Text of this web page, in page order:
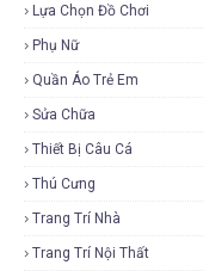
Lựa Chọn Đồ Chơi
Phụ Nữ
Quần Áo Trẻ Em
Sửa Chữa
Thiết Bị Câu Cá
Thú Cưng
Trang Trí Nhà
Trang Trí Nội Thất